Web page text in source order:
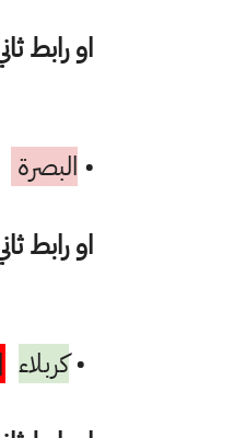
او رابط
• البصرة
او رابط
•كربلاء |